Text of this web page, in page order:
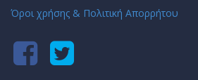
Όροι χρήσης & Πολιτική Απορρήτου